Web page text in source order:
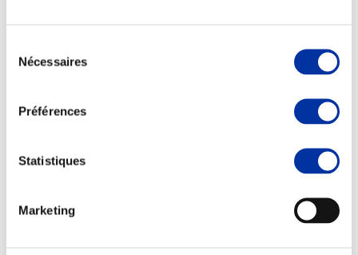
Nécessaires
Préférences
Statistiques
Marketing